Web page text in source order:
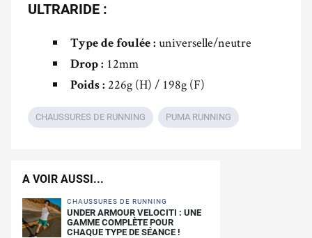
ULTRARIDE :
Type de foulée : universelle/neutre
Drop : 12mm
Poids : 226g (H) / 198g (F)
CHAUSSURES DE RUNNING PUMA RUNNING
A VOIR AUSSI...
CHAUSSURES DE RUNNING
UNDER ARMOUR VELOCITI : UNE
GAMME COMPLÈTE POUR
CHAQUE TYPE DE SÉANCE !